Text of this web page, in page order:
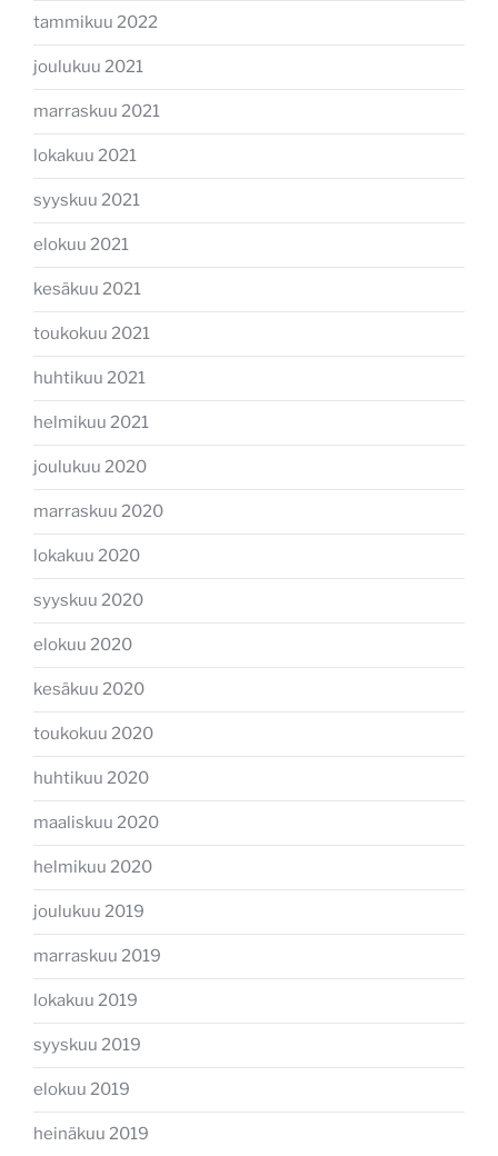
tammikuu 2022
joulukuu 2021
marraskuu 2021
lokakuu 2021
syyskuu 2021
elokuu 2021
kesäkuu 2021
toukokuu 2021
huhtikuu 2021
helmikuu 2021
joulukuu 2020
marraskuu 2020
lokakuu 2020
syyskuu 2020
elokuu 2020
kesäkuu 2020
toukokuu 2020
huhtikuu 2020
maaliskuu 2020
helmikuu 2020
joulukuu 2019
marraskuu 2019
lokakuu 2019
syyskuu 2019
elokuu 2019
heinäkuu 2019